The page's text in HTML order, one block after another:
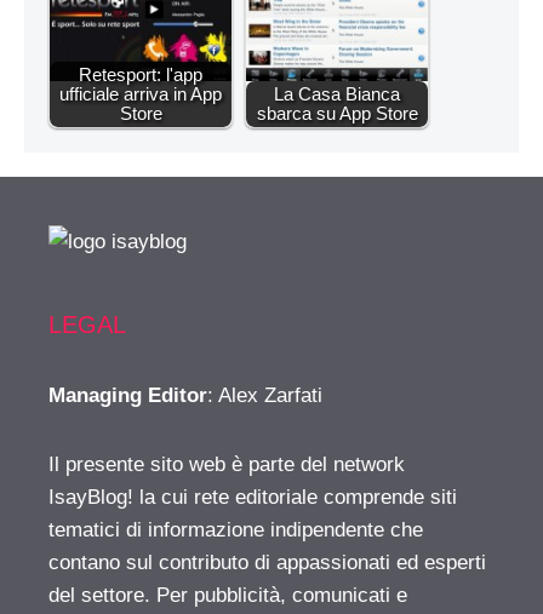
Retesport: l'app
ufficiale arriva in App
Store
La Casa Bianca
sbarca su App Store
LEGAL
Managing Editor: Alex Zarfati
Il presente sito web è parte del network
IsayBlog! la cui rete editoriale comprende siti
tematici di informazione indipendente che
contano sul contributo di appassionati ed esperti
del settore. Per pubblicità, comunicati e